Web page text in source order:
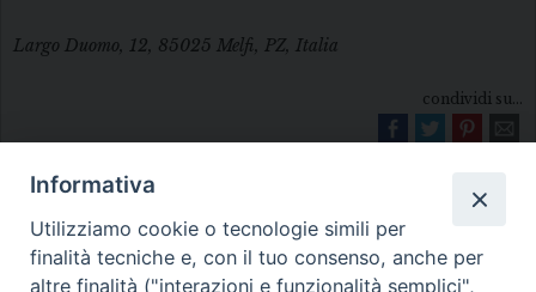
Largo Duomo, 12, 85025 Melfi, PZ, Italia
condividi su...
Informativa
Utilizziamo cookie o tecnologie simili per
finalità tecniche e, con il tuo consenso, anche per
altre finalità ("interazioni e funzionalità semplici",